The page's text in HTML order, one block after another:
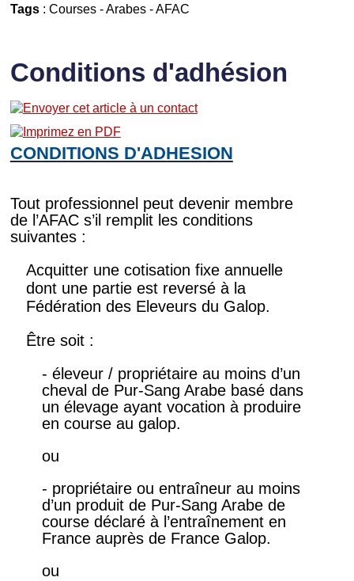
Tags: Courses-Arabes-AFAC
Conditions d'adhésion
CONDITIONS D'ADHESION
Tout professionnel peut devenir membre
de l’AFAC s’il remplit les conditions
suivantes :
Acquitter une cotisation fixe annuelle
dont une partie est reversé à la
Fédération des Eleveurs du Galop.
Être soit :
- éleveur / propriétaire au moins d’un
cheval de Pur-Sang Arabe basé dans
un élevage ayant vocation à produire
en course au galop.
ou
- propriétaire ou entraîneur au moins
d’un produit de Pur-Sang Arabe de
course déclaré à l’entraînement en
France auprès de France Galop.
ou